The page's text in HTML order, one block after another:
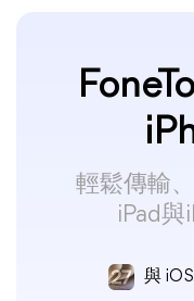
輕鬆傳輸
iPad與
與